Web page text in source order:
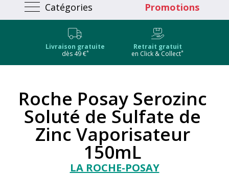
Catégories Promotions
Livraison gratuite
dès 49 €*
Retrait gratuit
en Click & Collect*
Roche Posay Serozinc
Soluté de Sulfate de
Zinc Vaporisateur
150mL
LA ROCHE-POSAY